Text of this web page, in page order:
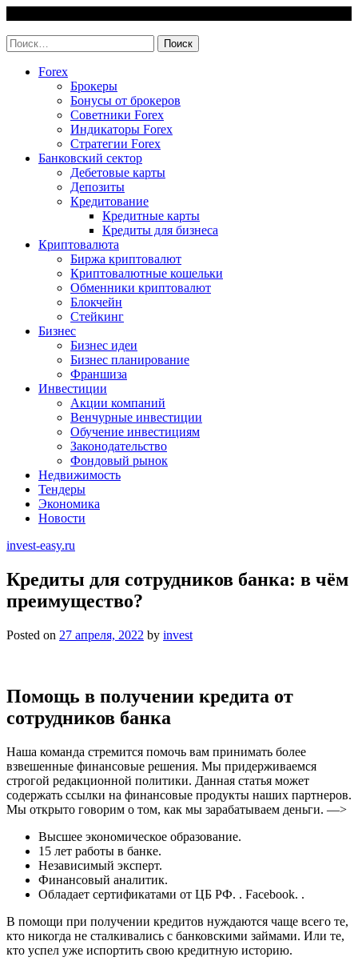
content
Найти:
Forex
Брокеры
Бонусы от брокеров
Советники Forex
Индикаторы Forex
Стратегии Forex
Банковский сектор
Дебетовые карты
Депозиты
Кредитование
Кредитные карты
Кредиты для бизнеса
Криптовалюта
Биржа криптовалют
Криптовалютные кошельки
Обменники криптовалют
Блокчейн
Стейкинг
Бизнес
Бизнес идеи
Бизнес планирование
Франшиза
Инвестиции
Акции компаний
Венчурные инвестиции
Обучение инвестициям
Законодательство
Фондовый рынок
Недвижимость
Тендеры
Экономика
Новости
invest-easy.ru
Кредиты для сотрудников банка: в чём
преимущество?
Posted on 27 апреля, 2022 by invest
Помощь в получении кредита от
сотрудников банка
Наша команда стремится помочь вам принимать более
взвешенные финансовые решения. Мы придерживаемся
строгой редакционной политики. Данная статья может
содержать ссылки на финансовые продукты наших партнеров.
Мы открыто говорим о том, как мы зарабатываем деньги. —>
Высшее экономическое образование.
15 лет работы в банке.
Независимый эксперт.
Финансовый аналитик.
Обладает сертификатами от ЦБ РФ. . Facebook. .
В помощи при получении кредитов нуждаются чаще всего те,
кто никогда не сталкивались с банковскими займами. Или те,
кто успел уже испортить свою кредитную историю.